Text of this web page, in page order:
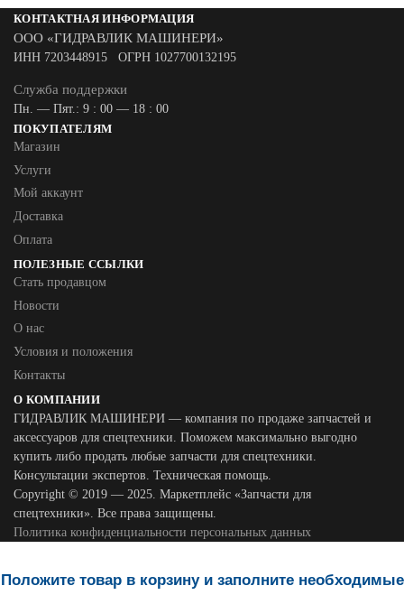
КОНТАКТНАЯ ИНФОРМАЦИЯ
ООО «ГИДРАВЛИК МАШИНЕРИ»
ИНН 7203448915 ОГРН 1027700132195
Служба поддержки
Пн. — Пят.: 9 : 00 — 18 : 00
ПОКУПАТЕЛЯМ
Магазин
Услуги
Мой аккаунт
Доставка
Оплата
ПОЛЕЗНЫЕ ССЫЛКИ
Стать продавцом
Новости
О нас
Условия и положения
Контакты
О КОМПАНИИ
ГИДРАВЛИК МАШИНЕРИ — компания по продаже запчастей и
аксессуаров для спецтехники. Поможем максимально выгодно
купить либо продать любые запчасти для спецтехники.
Консультации экспертов. Техническая помощь.
Copyright © 2019 — 2025. Маркетплейс «Запчасти для
спецтехники». Все права защищены.
Политика конфиденциальности персональных данных
Положите товар в корзину и заполните необходимые